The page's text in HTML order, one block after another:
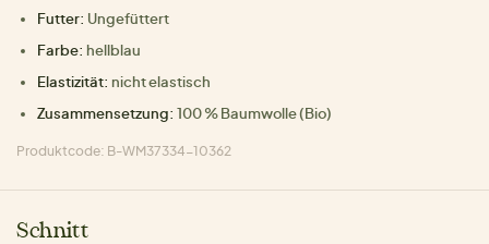
Futter: Ungefüttert
Farbe: hellblau
Elastizität: nicht elastisch
Zusammensetzung: 100 % Baumwolle (Bio)
Produktcode: B-WM37334-10362
Schnitt